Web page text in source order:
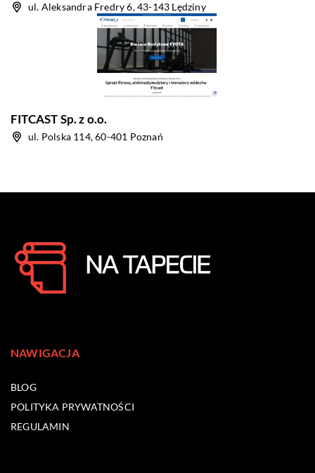
ul. Aleksandra Fredry 6, 43-143 Lędziny
FITCAST Sp. z o.o.
ul. Polska 114, 60-401 Poznań
NAWIGACJA
BLOG
POLITYKA PRYWATNOŚCI
REGULAMIN